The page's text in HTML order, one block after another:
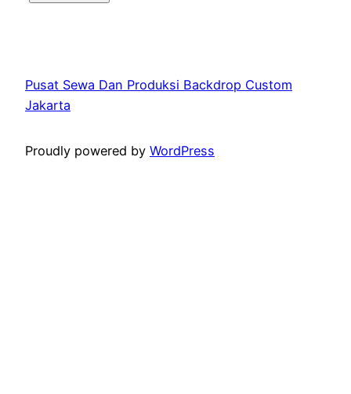
Pusat Sewa Dan Produksi Backdrop Custom
Jakarta
Proudly powered by WordPress